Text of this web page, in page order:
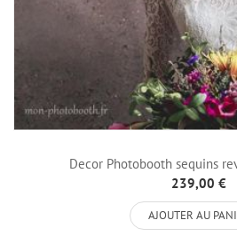
Decor Photobooth sequins
239,00 €
AJOUTER AU